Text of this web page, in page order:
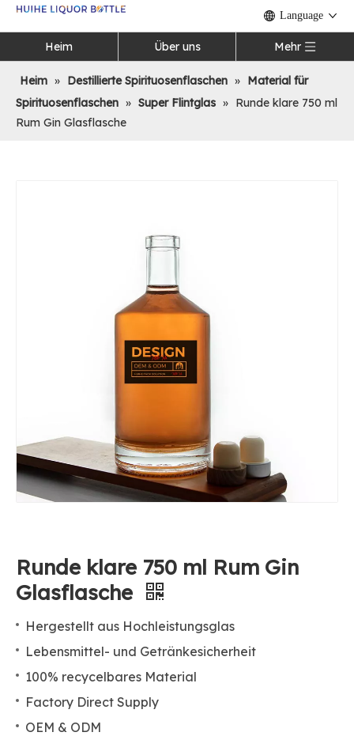
Language
Heim Über uns Mehr
Heim » Destillierte Spirituosenflaschen » Material für
Spirituosenflaschen » Super Flintglas » Runde klare 750 ml
Rum Gin Glasflasche
Runde klare 750 ml Rum Gin
Glasflasche
Hergestellt aus Hochleistungsglas
Lebensmittel- und Getränkesicherheit
100% recycelbares Material
Factory Direct Supply
OEM & ODM